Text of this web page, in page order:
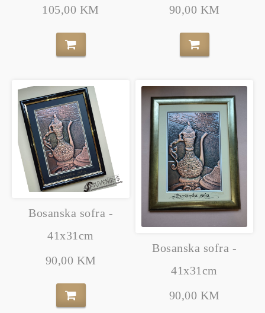
105,00 KM
90,00 KM
Bosanska sofra -
41x31cm
90,00 KM
Bosanska sofra -
41x31cm
90,00 KM